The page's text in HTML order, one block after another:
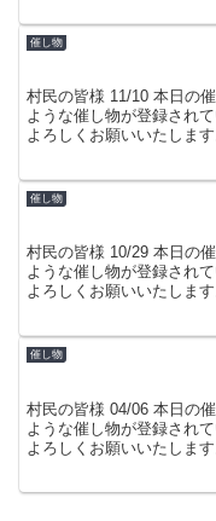
催し物
村民の皆様 11/10 本日の
ような催し物が登録され
よろしくお願いいたしま
催し物
村民の皆様 10/29 本日の
ような催し物が登録され
よろしくお願いいたしま
催し物
村民の皆様 04/06 本日の
ような催し物が登録され
よろしくお願いいたしま